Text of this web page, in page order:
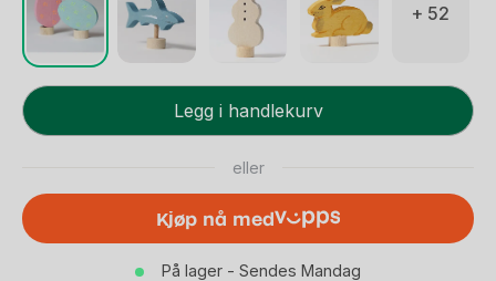
+ 52
Påskeegg
til
-
Påskedekorasjon
Legg i handlekurv
eller
Kjøp nå med
På lager - Sendes Mandag